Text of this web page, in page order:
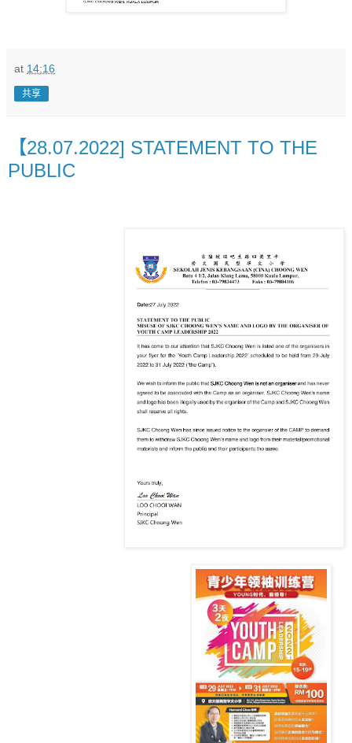
at 14:16
共享
【28.07.2022] STATEMENT TO THE
PUBLIC